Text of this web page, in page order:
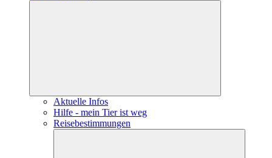
Aktuelle Infos
Hilfe - mein Tier ist weg
Reisebestimmungen